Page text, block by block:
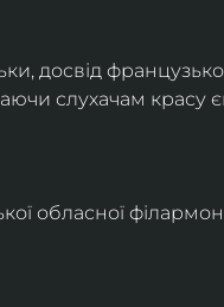
досвід
слухачам красу
обласної